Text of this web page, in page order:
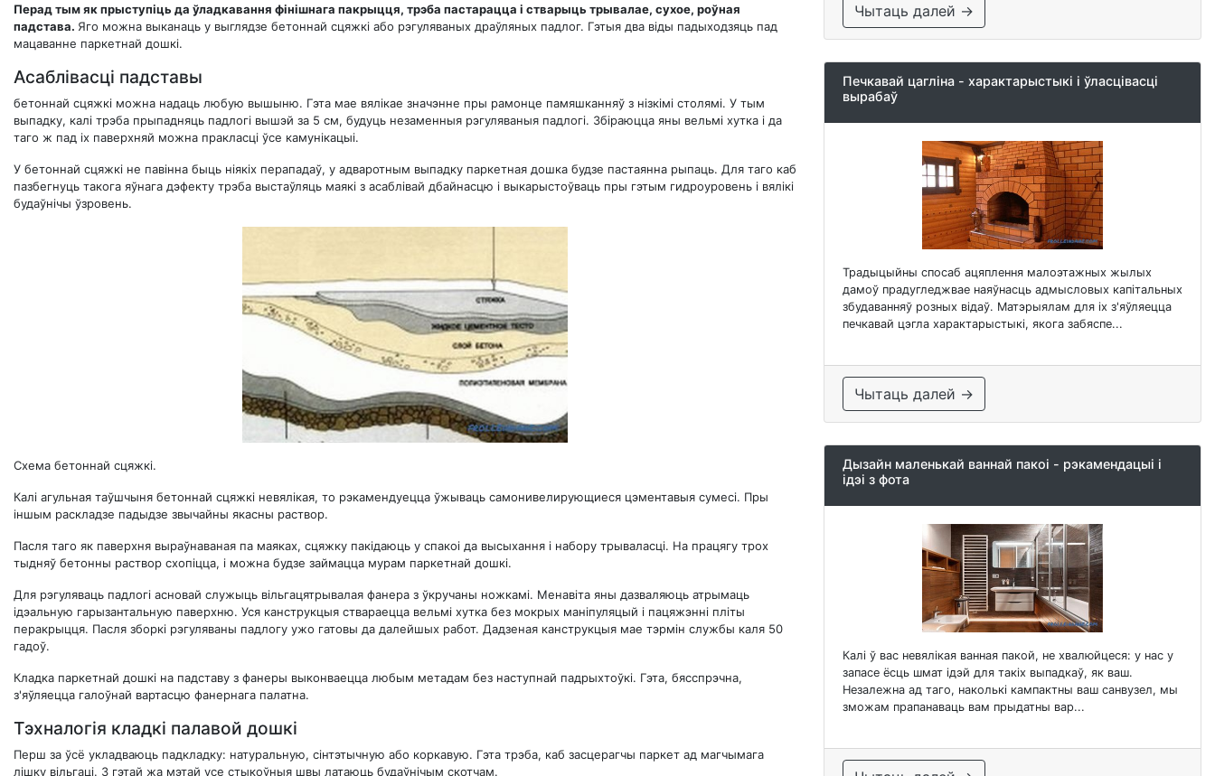
Перад тым як прыступіць да ўладкавання фінішнага пакрыцця, трэба пастарацца і стварыць трывалае, сухое, роўная
падстава. Яго можна выканаць у выглядзе бетоннай сцяжкі або рэгуляваных драўляных падлог. Гэтыя два віды падыходзяць пад
мацаванне паркетнай дошкі.
Асаблівасці падставы
бетоннай сцяжкі можна надаць любую вышыню. Гэта мае вялікае значэнне пры рамонце памяшканняў з нізкімі столямі. У тым
выпадку, калі трэба прыпадняць падлогі вышэй за 5 см, будуць незаменныя рэгуляваныя падлогі. Збіраюцца яны вельмі хутка і да
таго ж пад іх паверхняй можна пракласці ўсе камунікацыі.
У бетоннай сцяжкі не павінна быць ніякіх перападаў, у адваротным выпадку паркетная дошка будзе пастаянна рыпаць. Для таго каб
пазбегнуць такога яўнага дэфекту трэба выстаўляць маякі з асаблівай дбайнасцю і выкарыстоўваць пры гэтым гидроуровень і вялікі
будаўнічы ўзровень.
Схема бетоннай сцяжкі.
Калі агульная таўшчыня бетоннай сцяжкі невялікая, то рэкамендуецца ўжываць самонивелирующиеся цэментавыя сумесі. Пры
іншым раскладзе падыдзе звычайны якасны раствор.
Пасля таго як паверхня выраўнаваная па маяках, сцяжку пакідаюць у спакоі да высыхання і набору трываласці. На працягу трох
тыдняў бетонны раствор схопіцца, і можна будзе займацца мурам паркетнай дошкі.
Для рэгуляваць падлогі асновай служыць вільгацятрывалая фанера з ўкручаны ножкамі. Менавіта яны дазваляюць атрымаць
ідэальную гарызантальную паверхню. Уся канструкцыя ствараецца вельмі хутка без мокрых маніпуляцый і пацяжэнні пліты
перакрыцця. Пасля зборкі рэгуляваны падлогу ужо гатовы да далейшых работ. Дадзеная канструкцыя мае тэрмін службы каля 50
гадоў.
Кладка паркетнай дошкі на падставу з фанеры выконваецца любым метадам без наступнай падрыхтоўкі. Гэта, бясспрэчна,
з'яўляецца галоўнай вартасцю фанернага палатна.
Тэхналогія кладкі палавой дошкі
Перш за ўсё укладваюць падкладку: натуральную, сінтэтычную або коркавую. Гэта трэба, каб засцерагчы паркет ад магчымага
лішку вільгаці. З гэтай жа мэтай усе стыкоўныя швы латаюць будаўнічым скотчам.
Чытаць далей →
Печкавай цагліна - характарыстыкі і ўласцівасці
вырабаў
Традыцыйны спосаб ацяплення малоэтажных жылых
дамоў прадугледжвае наяўнасць адмысловых капітальных
збудаванняў розных відаў. Матэрыялам для іх з'яўляецца
печкавай цэгла характарыстыкі, якога забяспе...
Чытаць далей →
Дызайн маленькай ваннай пакоі - рэкамендацыі і
ідэі з фота
Калі ў вас невялікая ванная пакой, не хвалюйцеся: у нас у
запасе ёсць шмат ідэй для такіх выпадкаў, як ваш.
Незалежна ад таго, наколькі кампактны ваш санвузел, мы
зможам прапанаваць вам прыдатны вар...